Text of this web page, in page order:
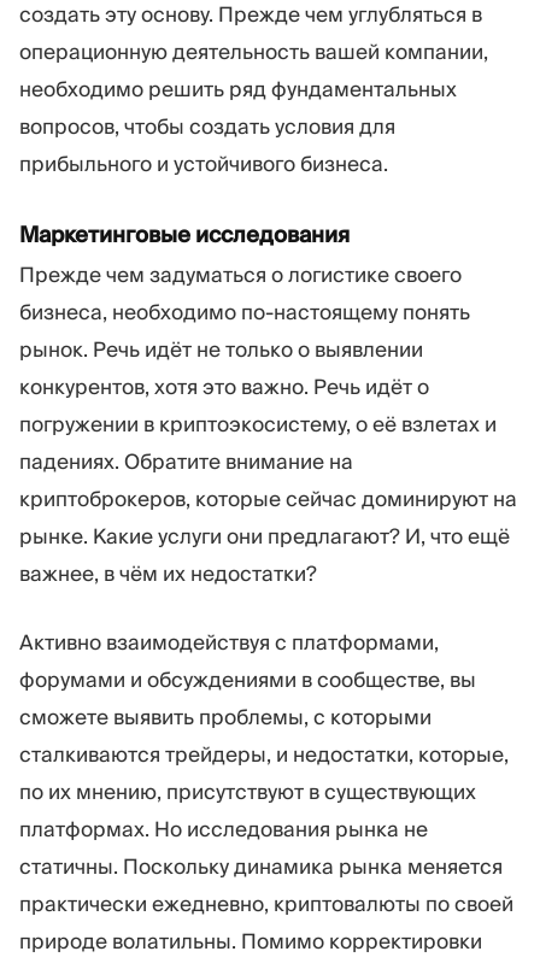
создать эту основу. Прежде чем углубляться в
операционную деятельность вашей компании,
необходимо решить ряд фундаментальных
вопросов, чтобы создать условия для
прибыльного и устойчивого бизнеса.
Маркетинговые исследования
Прежде чем задуматься о логистике своего
бизнеса, необходимо по-настоящему понять
рынок. Речь идёт не только о выявлении
конкурентов, хотя это важно. Речь идёт о
погружении в криптоэкосистему, о её взлетах и
падениях. Обратите внимание на
криптоброкеров, которые сейчас доминируют на
рынке. Какие услуги они предлагают? И, что ещё
важнее, в чём их недостатки?
Активно взаимодействуя с платформами,
форумами и обсуждениями в сообществе, вы
сможете выявить проблемы, с которыми
сталкиваются трейдеры, и недостатки, которые,
по их мнению, присутствуют в существующих
платформах. Но исследования рынка не
статичны. Поскольку динамика рынка меняется
практически ежедневно, криптовалюты по своей
природе волатильны. Помимо корректировки